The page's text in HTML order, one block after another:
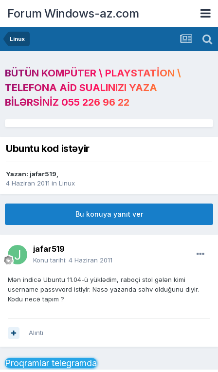
Forum Windows-az.com
Linux
BÜTÜN KOMPÜTER \ PLAYSTATION \
TELEFONA AID SUALINIZI YAZA
BILƏRSINIZ 055 226 96 22
Ubuntu kod istəyir
Yazan: jafar519,
4 Haziran 2011 in Linux
Bu konuya yanıt ver
jafar519
Konu tarihi: 4 Haziran 2011
Mən indicə Ubuntu 11.04-ü yüklədim, raboçi stol gələn kimi
username passvvord istiyir. Nəsə yazanda səhv olduğunu diyir.
Kodu necə tapım ?
Alıntı
Proqramlar telegramda